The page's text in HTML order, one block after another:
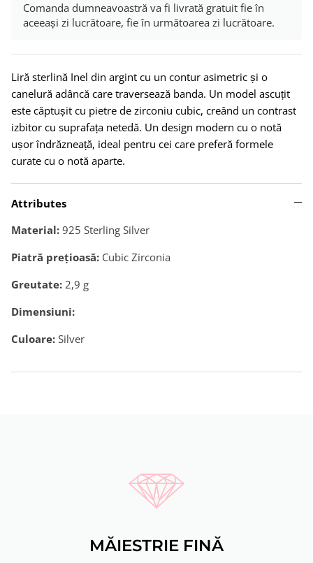
Comanda dumneavoastră va fi livrată gratuit fie în
aceeași zi lucrătoare, fie în următoarea zi lucrătoare.
Liră sterlină Inel din argint cu un contur asimetric și o
canelură adâncă care traversează banda. Un model ascuțit
este căptușit cu pietre de zirconiu cubic, creând un contrast
izbitor cu suprafața netedă. Un design modern cu o notă
ușor îndrăzneață, ideal pentru cei care preferă formele
curate cu o notă aparte.
Attributes
Material: 925 Sterling Silver
Piatră preţioasă: Cubic Zirconia
Greutate: 2,9 g
Dimensiuni:
Culoare: Silver
MĂIESTRIE FINĂ